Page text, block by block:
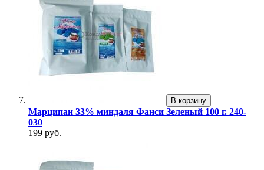
В корзину
Марципан 33% миндаля Фанси Зеленый 100 г. 240-
030
199 руб.